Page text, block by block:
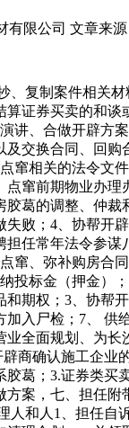
有限公司 文章来源
复制案件相关材
证券买卖的和
讲、合做开辟方
交换合同、回
窜相关的法令文
窜前期物业办
葛的调整、仲
败；4、协帮开
任常年法令参
窜、弥补购房合
投标金（押金）
期权；3、协帮
入尸检；7、
全面规划、为
辟商确认施工企
葛；3.证券类
案，七、担任
人和人1、担任